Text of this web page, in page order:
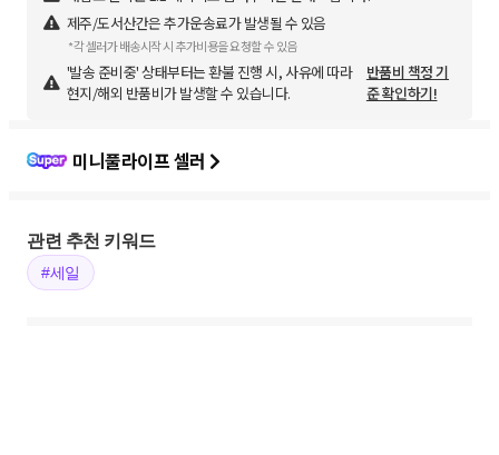
제주/도서산간은 추가운송료가 발생될 수 있음
*각 셀러가 배송시작 시 추가비용을 요청할 수 있음
'발송 준비중' 상태부터는 환불 진행 시, 사유에 따라
현지/해외 반품비가 발생할 수 있습니다.
반품비 책정 기
준 확인하기!
미니풀라이프 셀러
관련 추천 키워드
#세일